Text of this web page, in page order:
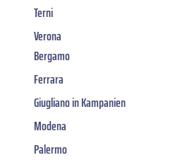
Terni
Verona
Bergamo
Ferrara
Giugliano in Kampanien
Modena
Palermo